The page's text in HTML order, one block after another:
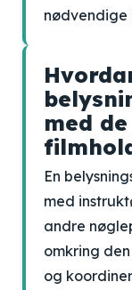
nødvendige
med
En
med
andre
omkring
og